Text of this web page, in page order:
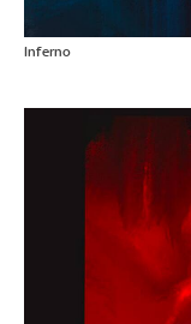
Inferno